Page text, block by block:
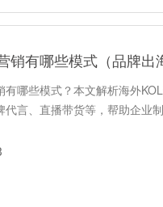
销有哪些模式（品牌出
有哪些模式？本文解析海外
代言、直播带货等，帮助企业